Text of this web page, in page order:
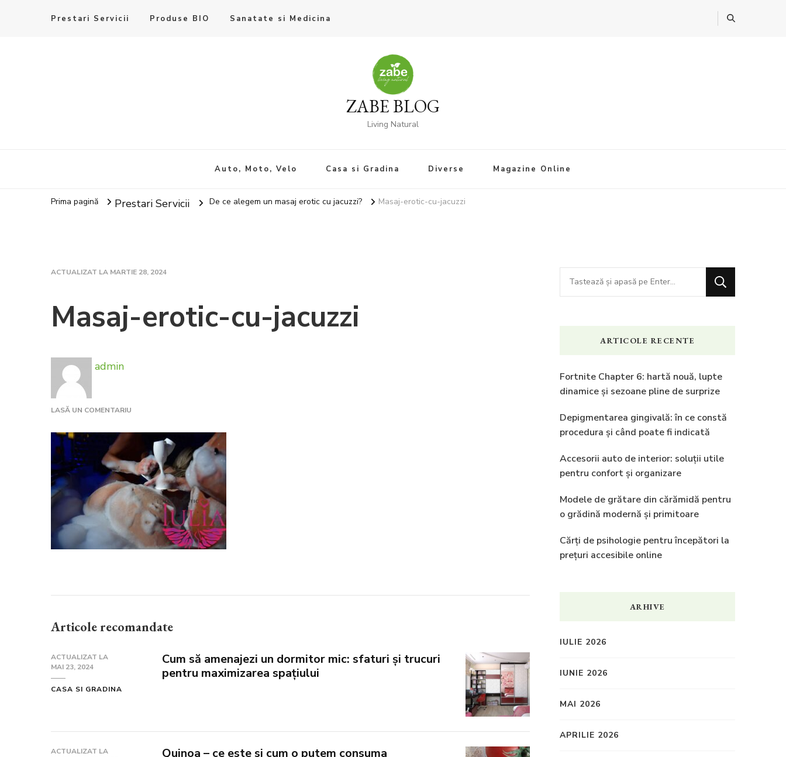
Prestari Servicii Produse BIO Sanatate si Medicina
ZABE BLOG
Living Natural
Auto, Moto, Velo Casa si Gradina Diverse Magazine Online
Prima pagină Prestari Servicii De ce alegem un masaj erotic cu jacuzzi? Masaj-erotic-cu-jacuzzi
ACTUALIZAT LA MARTIE 28, 2024
Masaj-erotic-cu-jacuzzi
admin
LASĂ UN COMENTARIU
EROTIC-
JACUZZI
Articole recomandate
ACTUALIZAT LA
MAI 23, 2024
CASA SI GRADINA
Cum să amenajezi un dormitor mic: sfaturi și trucuri
pentru maximizarea spațiului
ACTUALIZAT LA
Quinoa – ce este si cum o putem consuma
Cauți
ceva?
ARTICOLE RECENTE
Fortnite Chapter 6: hartă nouă, lupte
dinamice și sezoane pline de surprize
Depigmentarea gingivală: în ce constă
procedura și când poate fi indicată
Accesorii auto de interior: soluții utile
pentru confort și organizare
Modele de grătare din cărămidă pentru
o grădină modernă și primitoare
Cărți de psihologie pentru începători la
prețuri accesibile online
ARHIVE
IULIE 2026
IUNIE 2026
MAI 2026
APRILIE 2026